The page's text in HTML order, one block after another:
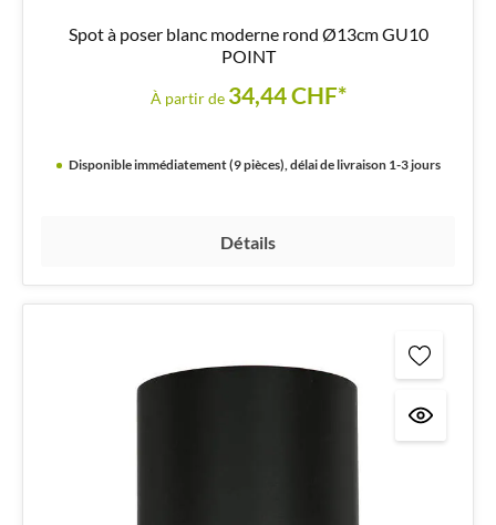
Spot à poser blanc moderne rond Ø13cm GU10
POINT
À partir de 34,44 CHF*
Disponible immédiatement (9 pièces), délai de livraison 1-3 jours
Détails